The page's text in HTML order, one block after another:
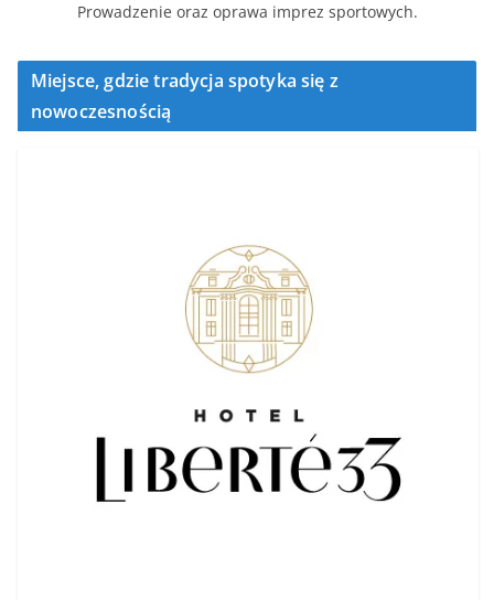
Prowadzenie oraz oprawa imprez sportowych.
Miejsce, gdzie tradycja spotyka się z
nowoczesnością